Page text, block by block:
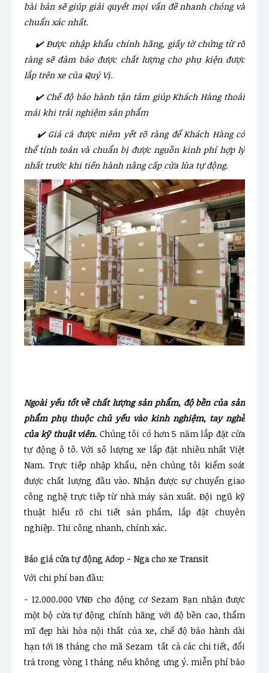
bài bản sẽ giúp giải quyết mọi vấn đề nhanh chóng và
chuẩn xác nhất.
✔️ Được nhập khẩu chính hãng, giấy tờ chứng từ rõ
ràng sẽ đảm bảo được chất lượng cho phụ kiện được
lắp trên xe của Quý Vị.
✔️ Chế độ bảo hành tận tâm giúp Khách Hàng thoải
mái khi trải nghiệm sản phẩm
✔️ Giá cả được niêm yết rõ ràng để Khách Hàng có
thể tính toán và chuẩn bị được nguồn kinh phí hợp lý
nhất trước khi tiến hành nâng cấp cửa lùa tự động.
Ngoài yếu tốt về chất lượng sản phẩm, độ bền của sản
phẩm phụ thuộc chủ yếu vào kinh nghiệm, tay nghề
của kỹ thuật viên. Chúng tôi có hơn 5 năm lắp đặt cửa
tự động ô tô. Với số lượng xe lắp đặt nhiều nhất Việt
Nam. Trực tiếp nhập khẩu, nên chúng tôi kiểm soát
được chất lượng đầu vào. Nhận được sự chuyển giao
công nghệ trực tiếp từ nhà máy sản xuất. Đội ngũ kỹ
thuật hiểu rõ chi tiết sản phẩm, lắp đặt chuyên
nghiệp. Thi công nhanh, chính xác.
Báo giá cửa tự động Adop - Nga cho xe Transit
Với chi phí ban đầu:
- 12.000.000 VNĐ cho động cơ Sezam Bạn nhận được
một bộ cửa tự động chính hãng với độ bền cao, thẩm
mĩ đẹp hài hòa nội thất của xe, chế độ bảo hành dài
hạn tới 18 tháng cho mã Sezam tất cả các chi tiết, đổi
trả trong vòng 1 tháng nếu không ưng ý. miễn phí bảo